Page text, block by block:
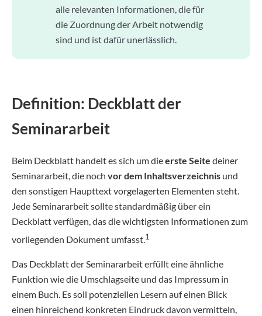
alle relevanten Informationen, die für
die Zuordnung der Arbeit notwendig
sind und ist dafür unerlässlich.
Definition: Deckblatt der
Seminararbeit
Beim Deckblatt handelt es sich um dieerste Seite deiner
Seminararbeit, die noch vor dem Inhaltsverzeichnis und
den sonstigen Haupttext vorgelagerten Elementen steht.
Jede Seminararbeit sollte standardmäßig über ein
Deckblatt verfügen, das die wichtigsten Informationen zum
vorliegenden Dokument umfasst.1
Das Deckblatt der Seminararbeit erfüllt eine ähnliche
Funktion wie die Umschlagseite und das Impressum in
einem Buch. Es soll potenziellen Lesern auf einen Blick
einen hinreichend konkreten Eindruck davon vermitteln,